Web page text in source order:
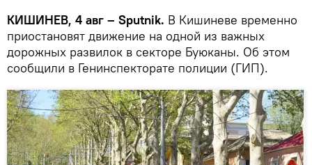
КИШИНЕВ, 4 авг – Sputnik. В Кишиневе временно
приостановят движение на одной из важных
дорожных развилок в секторе Буюканы. Об этом
сообщили в Генинспекторате полиции (ГИП).